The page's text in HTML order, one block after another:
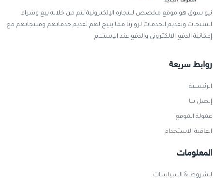
نيو سوق هو موقع مخصص للتجارة الإلكترونية يتم من خلاله بيع وشراء
المنتجات وتقديم الخدمات لزوارنا مما يتيح لهم تقديم خدماتهم ومنتجاتهم مع
إمكانية الدفع الالكتروني والدفع عند الإستلام
روابط سريعة
الرئيسية
إتصل بنا
عمولة الموقع
اتفاقية الاستخدام
المعلومات
الشروط & السياسات